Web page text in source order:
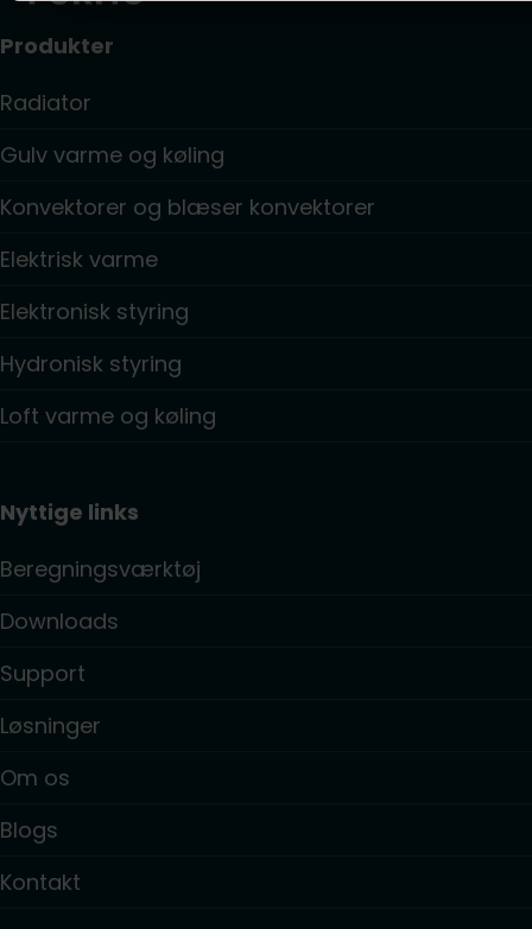
Produkter
Radiator
Gulv varme og køling
Konvektorer og blæser konvektorer
Elektrisk varme
Elektronisk styring
Hydronisk styring
Loft varme og køling
Nyttige links
Beregningsværktøj
Downloads
Support
Løsninger
Om os
Blogs
Kontakt